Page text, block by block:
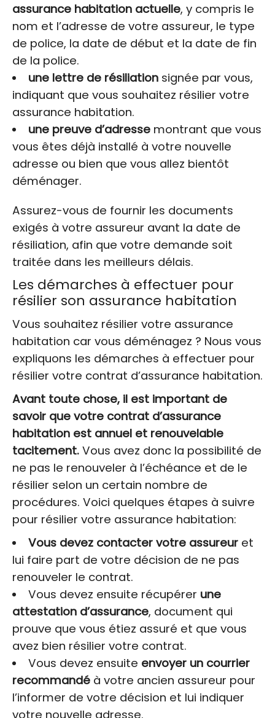
assurance habitation actuelle, y compris le
nom et l’adresse de votre assureur, le type
de police, la date de début et la date de fin
de la police.
une lettre de résiliationsignée par vous,
indiquant que vous souhaitez résilier votre
assurance habitation.
une preuve d’adressemontrant que vous
vous êtes déjà installé à votre nouvelle
adresse ou bien que vous allez bientôt
déménager.
Assurez-vous de fournir les documents
exigés à votre assureur avant la date de
résiliation, afin que votre demande soit
traitée dans les meilleurs délais.
Les démarches à effectuer pour
résilier son assurance habitation
Vous souhaitez résilier votre assurance
habitation car vous déménagez ? Nous vous
expliquons les démarches à effectuer pour
résilier votre contrat d’assurance habitation.
Avant toute chose, il est important de
savoir que votre contrat d’assurance
habitation est annuel et renouvelable
tacitement. Vous avez donc la possibilité de
ne pas le renouveler à l’échéance et de le
résilier selon un certain nombre de
procédures. Voici quelques étapes à suivre
pour résilier votre assurance habitation:
Vous devez contacter votre assureuret
lui faire part de votre décision de ne pas
renouveler le contrat.
Vous devez ensuite récupérer une
attestation d’assurance, document qui
prouve que vous étiez assuré et que vous
avez bien résilier votre contrat.
Vous devez ensuite envoyer un courrier
recommandé à votre ancien assureur pour
l’informer de votre décision et lui indiquer
votre nouvelle adresse.